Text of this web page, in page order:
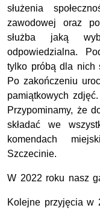
służenia
zawodowej oraz
służba jaką
odpowiedzialna.
tylko próbą dla nich
Po zakończeniu
pamiątkowych zdjęć.
Przypominamy, że
składać we
komendach
Szczecinie.
W 2022 roku nasz
Kolejne przyjęcia w